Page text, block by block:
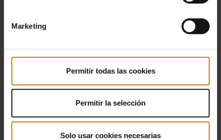
Marketing
Permitir todas las cookies
Permitir la selección
Solo usar cookies necesarias